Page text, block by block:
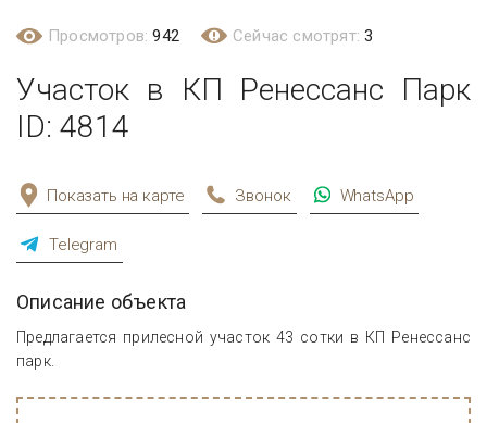
Просмотров:942 Сейчас смотрят:3
Участок в КП Ренессанс Парк
ID: 4814
Показать на карте Звонок WhatsApp
Telegram
Описание объекта
Предлагается прилесной участок 43 сотки в КП Ренессанс
парк.